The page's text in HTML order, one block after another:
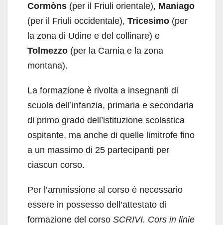
Cormòns (per il Friuli orientale), Maniago
(per il Friuli occidentale), Tricesimo (per
la zona di Udine e del collinare) e
Tolmezzo (per la Carnia e la zona
montana).
La formazione è rivolta a insegnanti di
scuola dell’infanzia, primaria e secondaria
di primo grado dell’istituzione scolastica
ospitante, ma anche di quelle limitrofe fino
a un massimo di 25 partecipanti per
ciascun corso.
Per l’ammissione al corso è necessario
essere in possesso dell’attestato di
formazione del corso SCRIVI. Cors in linie